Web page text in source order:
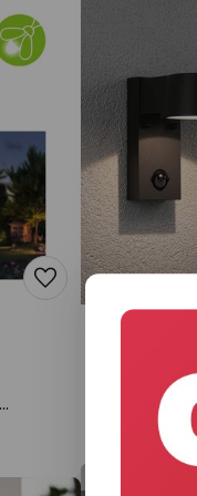
Paulmann
Auf Lager